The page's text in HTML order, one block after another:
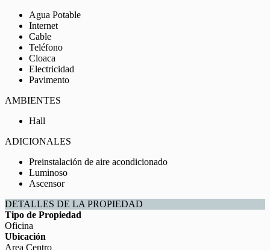
Agua Potable
Internet
Cable
Teléfono
Cloaca
Electricidad
Pavimento
AMBIENTES
Hall
ADICIONALES
Preinstalación de aire acondicionado
Luminoso
Ascensor
DETALLES DE LA PROPIEDAD
Tipo de Propiedad
Oficina
Ubicación
Area Centro